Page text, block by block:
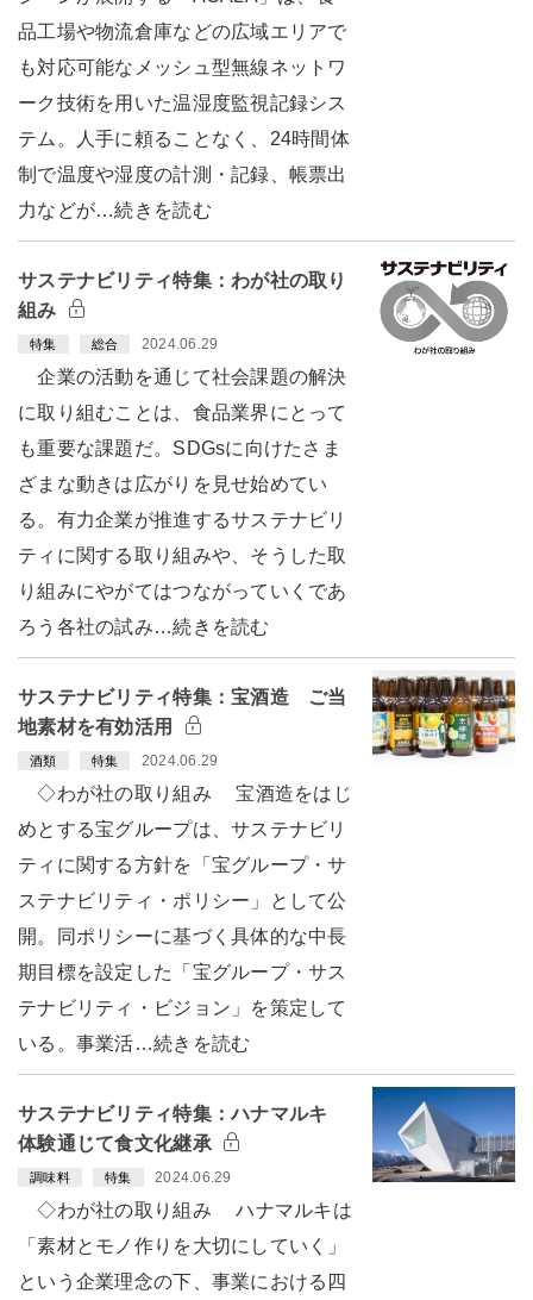
品工場や物流倉庫などの広域エリアで
も対応可能なメッシュ型無線ネットワ
ーク技術を用いた温湿度監視記録シス
テム。人手に頼ることなく、24時間体
制で温度や湿度の計測・記録、帳票出
力などが…続きを読む
サステナビリティ特集：わが社の取り
組み
特集 総合 2024.06.29
企業の活動を通じて社会課題の解決
に取り組むことは、食品業界にとって
も重要な課題だ。SDGsに向けたさま
ざまな動きは広がりを見せ始めてい
る。有力企業が推進するサステナビリ
ティに関する取り組みや、そうした取
り組みにやがてはつながっていくであ
ろう各社の試み…続きを読む
サステナビリティ特集：宝酒造 ご当
地素材を有効活用
酒類 特集 2024.06.29
◇わが社の取り組み 宝酒造をはじ
めとする宝グループは、サステナビリ
ティに関する方針を「宝グループ・サ
ステナビリティ・ポリシー」として公
開。同ポリシーに基づく具体的な中長
期目標を設定した「宝グループ・サス
テナビリティ・ビジョン」を策定して
いる。事業活…続きを読む
サステナビリティ特集：ハナマルキ
体験通じて食文化継承
調味料 特集 2024.06.29
◇わが社の取り組み ハナマルキは
「素材とモノ作りを大切にしていく」
という企業理念の下、事業における四